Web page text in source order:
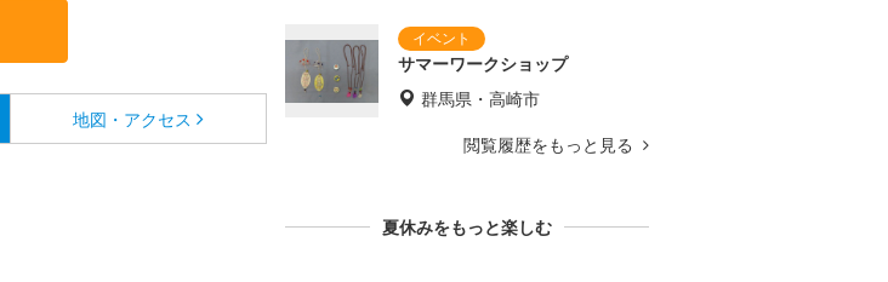
地図・アクセス
サマーワークショップ
群馬県・高崎市
閲覧履歴をもっと見る
夏休みをもっと楽しむ